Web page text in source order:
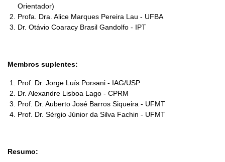
Orientador)
Profa. Dra. Alice Marques Pereira Lau - UFBA
Dr. Otávio Coaracy Brasil Gandolfo - IPT
Membros suplentes:
Prof. Dr. Jorge Luís Porsani - IAG/USP
Dr. Alexandre Lisboa Lago - CPRM
Prof. Dr. Auberto José Barros Siqueira - UFMT
Prof. Dr. Sérgio Júnior da Silva Fachin - UFMT
Resumo: